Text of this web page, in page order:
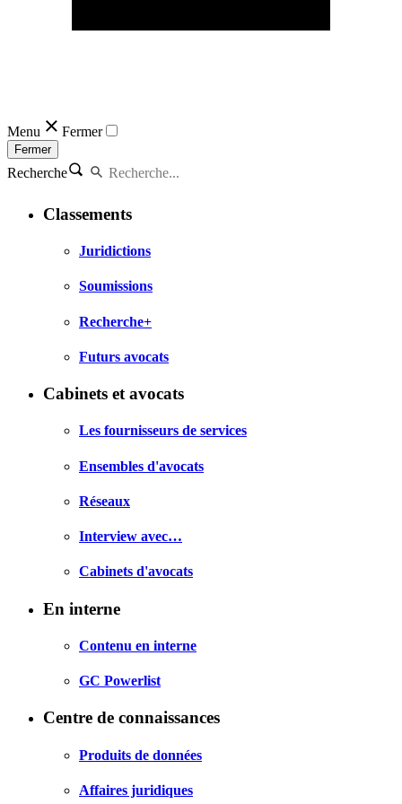
Menu Fermer
Fermer
Recherche
Classements
Juridictions
Soumissions
Recherche+
Futurs avocats
Cabinets et avocats
Les fournisseurs de services
Ensembles d'avocats
Réseaux
Interview avec…
Cabinets d'avocats
En interne
Contenu en interne
GC Powerlist
Centre de connaissances
Produits de données
Affaires juridiques